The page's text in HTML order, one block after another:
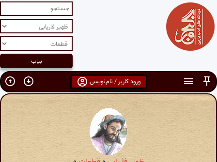
ورود کاربر / نام‌نویسی